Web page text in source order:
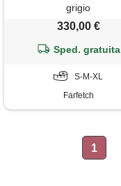
grigio
330,00 €
Sped. gratuita
S-M-XL
Farfetch
1